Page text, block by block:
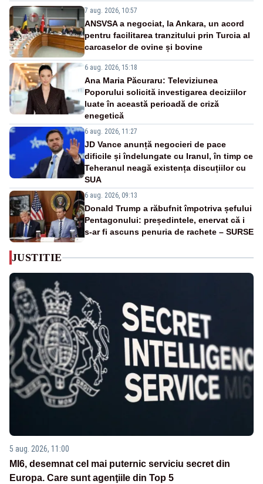
7 aug. 2026, 10:57
ANSVSA a negociat, la Ankara, un acord
pentru facilitarea tranzitului prin Turcia al
carcaselor de ovine și bovine
6 aug. 2026, 15:18
Ana Maria Păcuraru: Televiziunea
Poporului solicită investigarea deciziilor
luate în această perioadă de criză
enegetică
6 aug. 2026, 11:27
JD Vance anunță negocieri de pace
dificile și îndelungate cu Iranul, în timp ce
Teheranul neagă existența discuțiilor cu
SUA
6 aug. 2026, 09:13
Donald Trump a răbufnit împotriva șefului
Pentagonului: președintele, enervat că i
s-ar fi ascuns penuria de rachete – SURSE
JUSTITIE
5 aug. 2026, 11:00
MI6, desemnat cel mai puternic serviciu secret din
Europa. Care sunt agenţiile din Top 5